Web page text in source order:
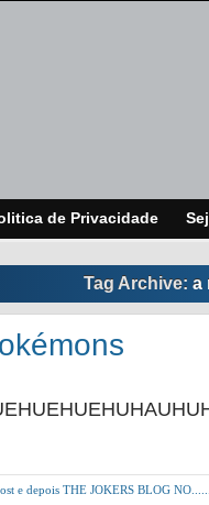
de Privacidade
Tag Archive: a
e depois THE JOKERS BLOG